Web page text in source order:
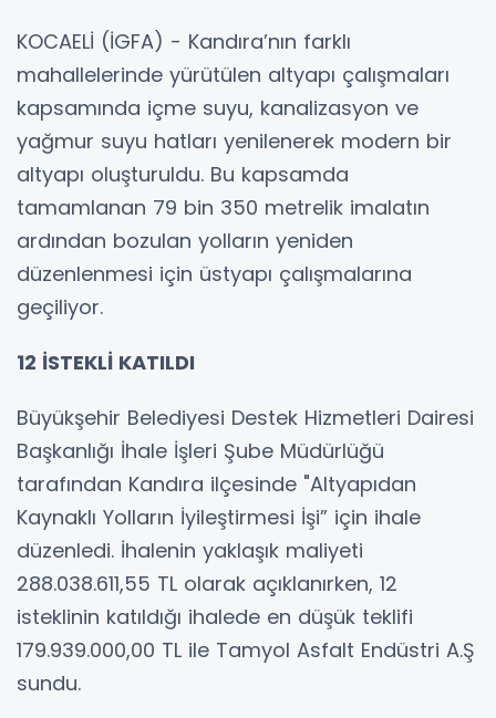
KOCAELİ (İGFA) - Kandıra’nın farklı
mahallelerinde yürütülen altyapı çalışmaları
kapsamında içme suyu, kanalizasyon ve
yağmur suyu hatları yenilenerek modern bir
altyapı oluşturuldu. Bu kapsamda
tamamlanan 79 bin 350 metrelik imalatın
ardından bozulan yolların yeniden
düzenlenmesi için üstyapı çalışmalarına
geçiliyor.
12 İSTEKLİ KATILDI
Büyükşehir Belediyesi Destek Hizmetleri Dairesi
Başkanlığı İhale İşleri Şube Müdürlüğü
tarafından Kandıra ilçesinde "Altyapıdan
Kaynaklı Yolların İyileştirmesi İşi” için ihale
düzenledi. İhalenin yaklaşık maliyeti
288.038.611,55 TL olarak açıklanırken, 12
isteklinin katıldığı ihalede en düşük teklifi
179.939.000,00 TL ile Tamyol Asfalt Endüstri A.Ş
sundu.